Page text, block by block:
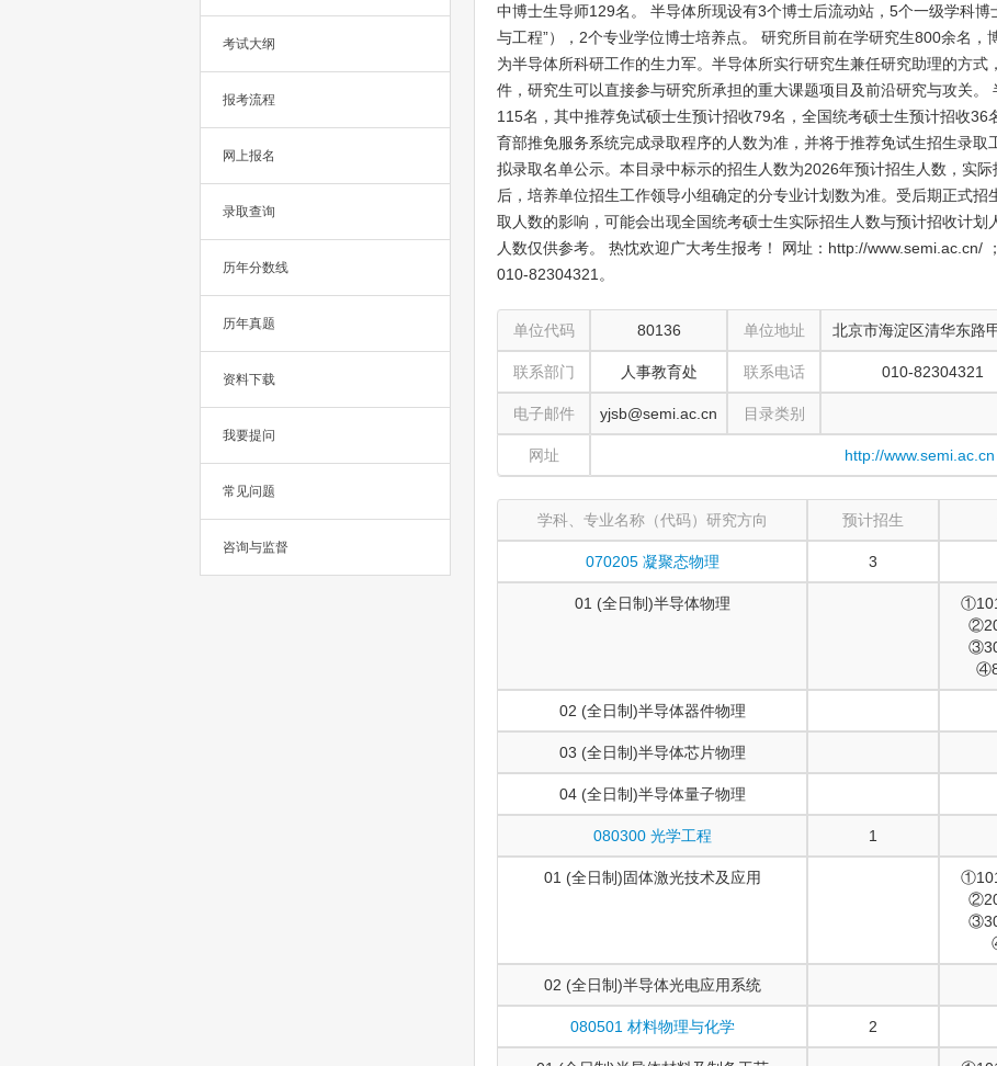
考试大纲
报考流程
网上报名
录取查询
历年分数线
历年真题
资料下载
我要提问
常见问题
咨询与监督
中博士生导师129名。 半导体所现设有3个博士后流动站，5个一级学科博
与工程”），2个专业学位博士培养点。 研究所目前在学研究生800余名
为半导体所科研工作的生力军。半导体所实行研究生兼任研究助理的方式
件，研究生可以直接参与研究所承担的重大课题项目及前沿研究与攻关
115名，其中推荐免试硕士生预计招收79名，全国统考硕士生预计招收36
育部推免服务系统完成录取程序的人数为准，并将于推荐免试生招生录取
拟录取名单公示。本目录中标示的招生人数为2026年预计招生人数，实
后，培养单位招生工作领导小组确定的分专业计划数为准。受后期正式
取人数的影响，可能会出现全国统考硕士生实际招生人数与预计招收计划
人数仅供参考。 热忱欢迎广大考生报考！ 网址：http://www.semi.ac.cn/
010-82304321。
单位代码 80136 单位地址 北京市海淀区清华东路
联系部门 人事教育处 联系电话 010-82304321
电子邮件 yjsb@semi.ac.cn 目录类别
网址 http://www.semi.ac.cn
学科、专业名称（代码）研究方向 预计招生
070205 凝聚态物理 3
01 (全日制)半导体物理
02 (全日制)半导体器件物理
03 (全日制)半导体芯片物理
04 (全日制)半导体量子物理
080300 光学工程 1
01 (全日制)固体激光技术及应用
02 (全日制)半导体光电应用系统
080501 材料物理与化学 2